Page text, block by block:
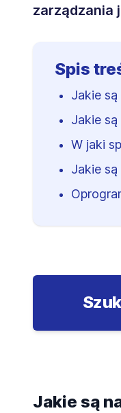
zarządzania
Spis
Jakie
Jakie
W jaki
Jakie
Jakie są